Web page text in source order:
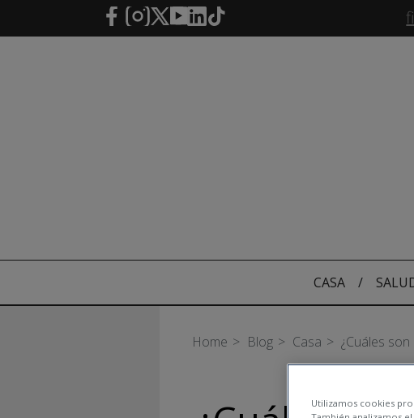
Saltar al contenido principal
CASA /
Home Blog Casa ¿Cuáles
Utilizamos cookies